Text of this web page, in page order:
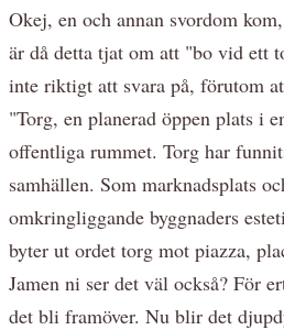
Okej, en och annan svordom
är då detta tjat om att "bo vid ett
inte riktigt att svara på, förutom
"Torg, en planerad öppen plats i
offentliga rummet. Torg har
samhällen. Som marknadsplats
omkringliggande byggnaders
byter ut ordet torg mot piazza,
Jamen ni ser det väl också? För
det bli framöver. Nu blir det